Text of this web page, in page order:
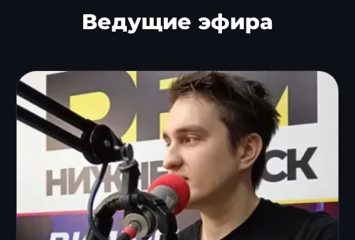
Ведущие эфира